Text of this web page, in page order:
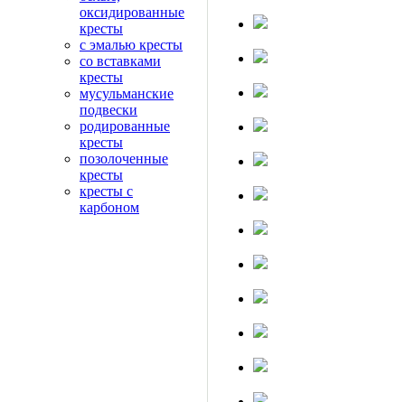
оксидированные
кресты
с эмалью кресты
со вставками
кресты
мусульманские
подвески
родированные
кресты
позолоченные
кресты
кресты с
карбоном